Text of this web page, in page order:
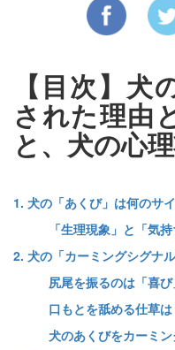
【目次】
された理由
と、犬の心
1. 犬の「あくび」は何のサ
「生理現象」と「気
2. 犬の「カーミングシグナ
尻尾を振るのは「喜
口もとを舐める仕草は
犬のあくびをカーミ